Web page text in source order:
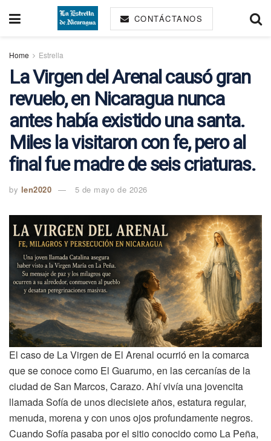
CONTÁCTANOS
Home Estrella
La Virgen del Arenal causó gran
revuelo, en Nicaragua nunca
antes había existido una santa.
Miles la visitaron con fe, pero al
final fue madre de seis criaturas.
by len2020 5 de mayo de 2026
El caso de La Virgen de El Arenal ocurrió en la comarca
que se conoce como El Guarumo, en las cercanías de la
ciudad de San Marcos, Carazo. Ahí vivía una jovencita
llamada Sofía de unos diecisiete años, estatura regular,
menuda, morena y con unos ojos profundamente negros.
Cuando Sofía pasaba por el sitio conocido como La Peña,